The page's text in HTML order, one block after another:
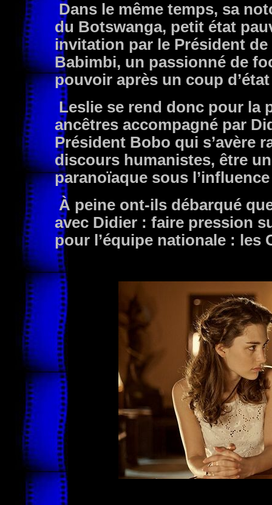
Dans le même temps, sa
du Botswanga, petit état
invitation par le Président
Babimbi, un passionné de
pouvoir après un coup
Leslie se rend donc pour la
ancêtres accompagné par
Président Bobo qui s’avère
discours humanistes, être
paranoïaque sous
À peine ont-ils débarqué
avec Didier : faire pression
pour l’équipe nationale :